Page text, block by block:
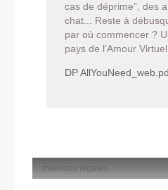
cas de déprime”, des
chat... Reste à
par où commencer ?
pays de l’Amour
DP
mentions légales